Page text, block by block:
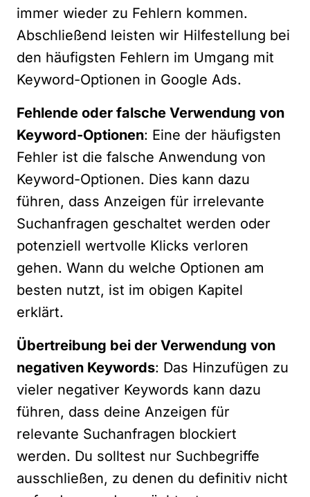
immer wieder zu Fehlern kommen.
Abschließend leisten wir Hilfestellung bei
den häufigsten Fehlern im Umgang mit
Keyword-Optionen in Google Ads.
Fehlende oder falsche Verwendung von
Keyword-Optionen: Eine der häufigsten
Fehler ist die falsche Anwendung von
Keyword-Optionen. Dies kann dazu
führen, dass Anzeigen für irrelevante
Suchanfragen geschaltet werden oder
potenziell wertvolle Klicks verloren
gehen. Wann du welche Optionen am
besten nutzt, ist im obigen Kapitel
erklärt.
Übertreibung bei der Verwendung von
negativen Keywords: Das Hinzufügen zu
vieler negativer Keywords kann dazu
führen, dass deine Anzeigen für
relevante Suchanfragen blockiert
werden. Du solltest nur Suchbegriffe
ausschließen, zu denen du definitiv nicht